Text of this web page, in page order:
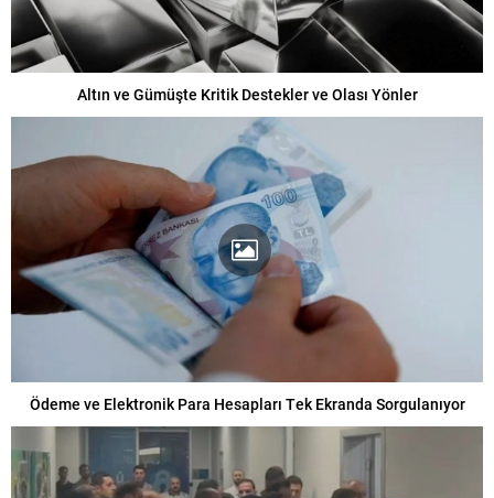
Altın ve Gümüşte Kritik Destekler ve Olası Yönler
Ödeme ve Elektronik Para Hesapları Tek Ekranda Sorgulanıyor